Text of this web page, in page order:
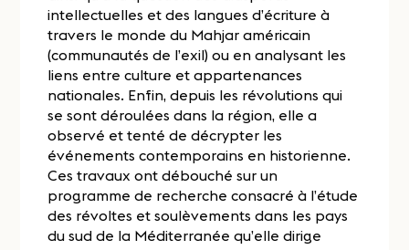
intellectuelles et des langues d’écriture à
travers le monde du Mahjar américain
(communautés de l’exil) ou en analysant les
liens entre culture et appartenances
nationales. Enfin, depuis les révolutions qui
se sont déroulées dans la région, elle a
observé et tenté de décrypter les
événements contemporains en historienne.
Ces travaux ont débouché sur un
programme de recherche consacré à l’étude
des révoltes et soulèvements dans les pays
du sud de la Méditerranée qu’elle dirige